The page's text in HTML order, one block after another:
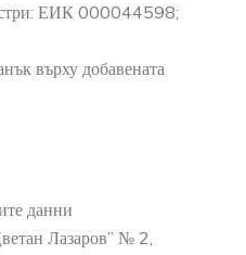
ЕИК 000044598;
върху добавената
данни
Лазаров” № 2,